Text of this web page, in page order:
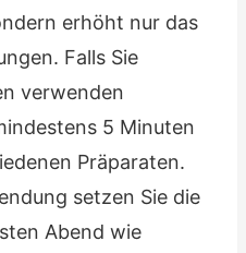
erhöht nur das
Falls Sie
verwenden
5 Minuten
Präparaten.
setzen Sie die
Abend wie